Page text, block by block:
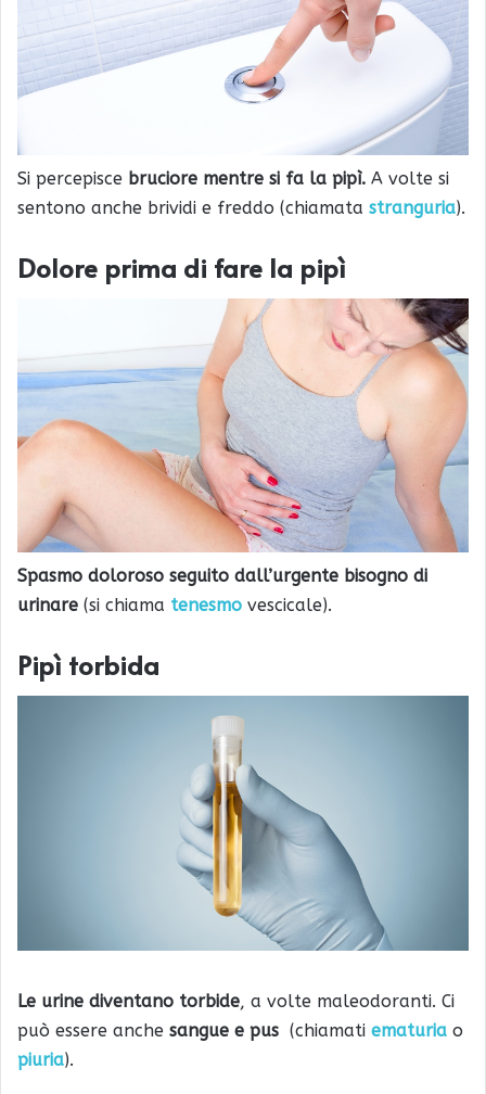
Si percepisce bruciore mentre si fa la pipì. A volte si
sentono anche brividi e freddo (chiamata stranguria).
Dolore prima di fare la pipì
Spasmo doloroso seguito dall’urgente bisogno di
urinare (si chiama tenesmo vescicale).
Pipì torbida
Le urine diventano torbide, a volte maleodoranti. Ci
può essere anche sangue e pus (chiamati ematuria o
piuria).